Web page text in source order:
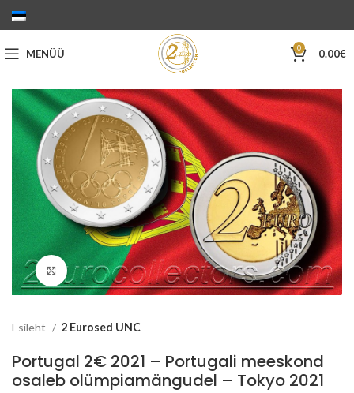
MENÜÜ 0 0.00€
Suurenda
Esileht 2 Eurosed UNC
Portugal 2€ 2021 – Portugali meeskond
osaleb olümpiamängudel – Tokyo 2021